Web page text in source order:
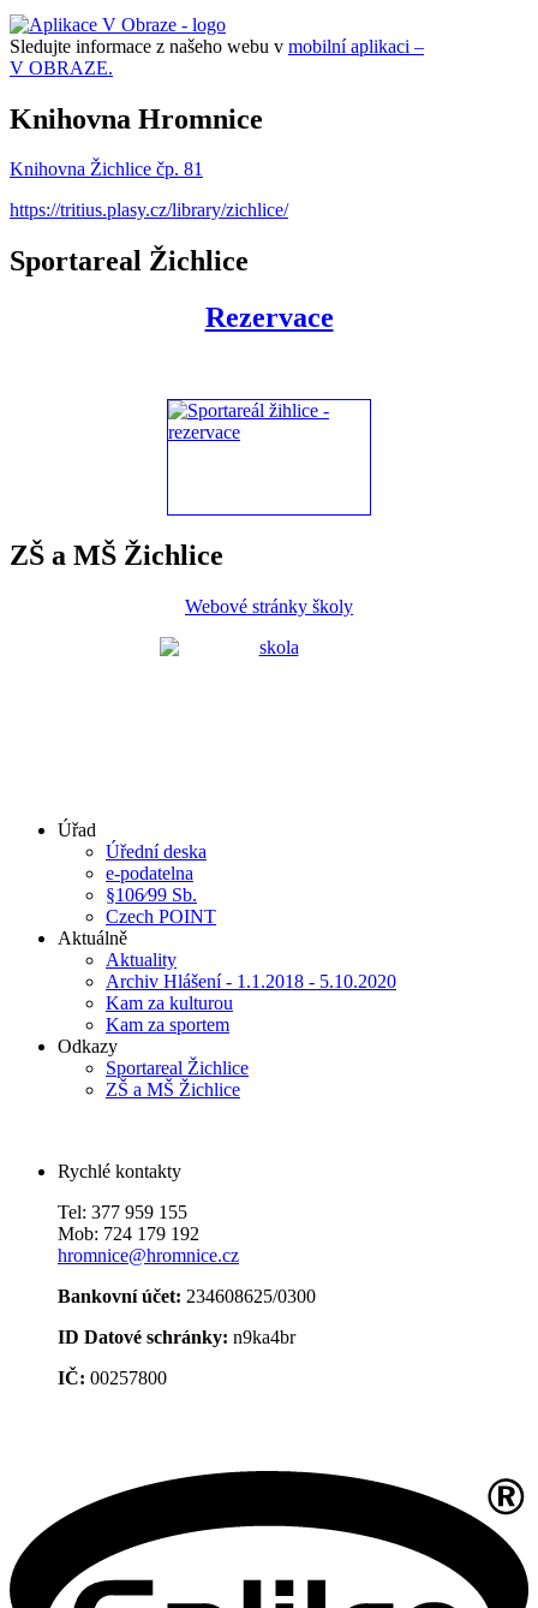
Sledujte informace z našeho webu v mobilní aplikaci –
V OBRAZE.
Knihovna Hromnice
Knihovna Žichlice čp. 81
https://tritius.plasy.cz/library/zichlice/
Sportareal Žichlice
Rezervace
ZŠ a MŠ Žichlice
Webové stránky školy
Úřad
Úřední deska
e-podatelna
§106⁄99 Sb.
Czech POINT
Aktuálně
Aktuality
Archiv Hlášení - 1.1.2018 - 5.10.2020
Kam za kulturou
Kam za sportem
Odkazy
Sportareal Žichlice
ZŠ a MŠ Žichlice
Rychlé kontakty
Tel: 377 959 155
Mob: 724 179 192
hromnice@hromnice.cz
Bankovní účet: 234608625/0300
ID Datové schránky: n9ka4br
IČ: 00257800